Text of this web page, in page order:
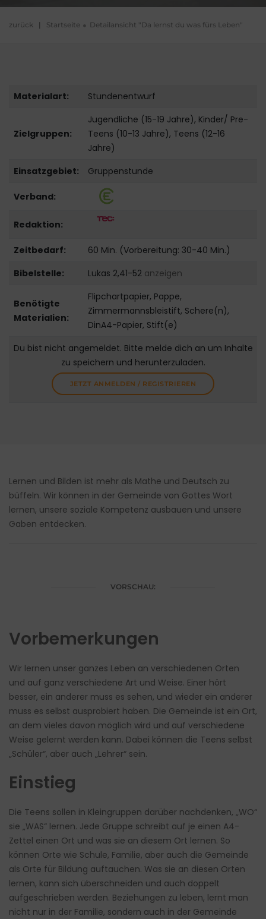
zurück | Startseite Detailansicht "Da lernst du was fürs Leben"
Materialart: Stundenentwurf
Zielgruppen:
Jugendliche (15-19 Jahre), Kinder/ Pre-
Teens (10-13 Jahre), Teens (12-16
Jahre)
Einsatzgebiet:
Gruppenstunde
Verband:
Redaktion:
Zeitbedarf:
60 Min. (Vorbereitung: 30-40 Min.)
Bibelstelle:
Lukas 2,41-52 anzeigen
Benötigte
Materialien:
Flipchartpapier, Pappe,
Zimmermannsbleistift, Schere(n),
DinA4-Papier, Stift(e)
Du bist nicht angemeldet. Bitte melde dich an um Inhalte
zu speichern und herunterzuladen.
JETZT ANMELDEN / REGISTRIEREN
Lernen und Bilden ist mehr als Mathe und Deutsch zu
büffeln. Wir können in der Gemeinde von Gottes Wort
lernen, unsere soziale Kompetenz ausbauen und unsere
Gaben entdecken.
VORSCHAU:
Vorbemerkungen
Wir lernen unser ganzes Leben an verschiedenen Orten
und auf ganz verschiedene Art und Weise. Einer hört
besser, ein anderer muss es sehen, und wieder ein anderer
muss es selbst ausprobiert haben. Die Gemeinde ist ein Ort,
an dem vieles davon möglich wird und auf verschiedene
Weise gelernt werden kann. Dabei können die Teens selbst
„Schüler“, aber auch „Lehrer“ sein.
Einstieg
Die Teens sollen in Kleingruppen darüber nachdenken, „WO“
sie „WAS“ lernen. Jede Gruppe schreibt auf je einen A4-
Zettel einen Ort und was sie an diesem Ort lernen. So
können Orte wie Schule, Familie, aber auch die Gemeinde
als Orte für Bildung auftauchen. Was sie an diesen Orten
lernen, kann sich überschneiden und auch doppelt
aufgeschrieben werden. Beziehungen zu leben, lernt man
nicht nur in der Familie, sondern auch in der Gemeinde